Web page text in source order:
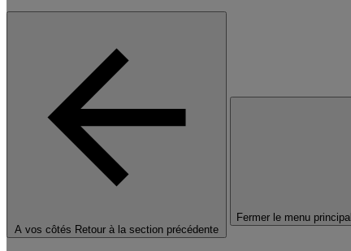
A vos côtés Retour à la section précédente
Fermer le menu principal